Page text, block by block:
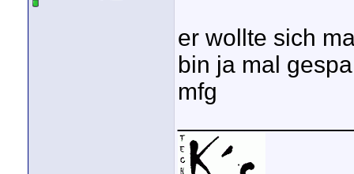
er wollte sich
bin ja mal
mfg